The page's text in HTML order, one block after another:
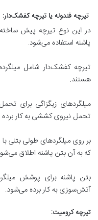
تیرچه فندوله یا تیرچه کفشکدار:
در این نوع تیرچه پیش
پاشنه استفاده می‌شود.
تیرچه کفشک‌دار شامل
هستند.
میلگردهای زیگزاگی برای
تحمل نیروی کششی به کار
که به آن بتن پاشنه اطلاق
بتن پاشنه برای پوشش
آتش‌سوزی به کار برده می‌شود.
تیرچه کرومیت: